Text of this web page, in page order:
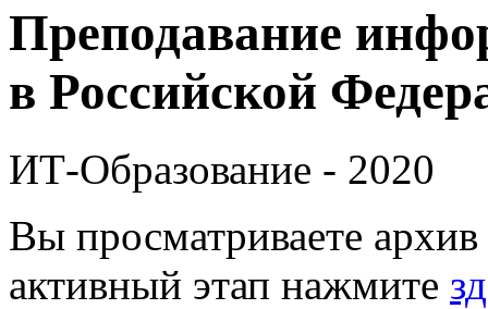
Преподавание
в Российской
ИТ-Образование - 2020
Вы просматриваете
активный этап нажмите